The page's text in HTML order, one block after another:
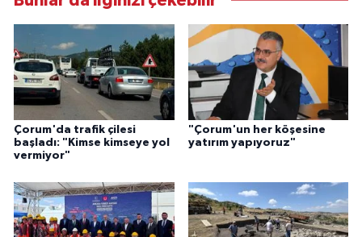
Çorum'da trafik çilesi
başladı: "Kimse kimseye yol
vermiyor"
"Çorum'un her köşesine
yatırım yapıyoruz"